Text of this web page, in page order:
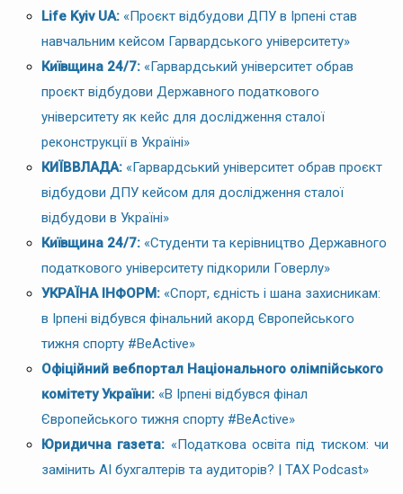
Life Kyiv UA: «Проєкт відбудови ДПУ в Ірпені став
навчальним кейсом Гарвардського університету»
Київщина 24/7: «Гарвардський університет обрав
проєкт відбудови Державного податкового
університету як кейс для дослідження сталої
реконструкції в Україні»
КИЇВВЛАДА: «Гарвардський університет обрав проєкт
відбудови ДПУ кейсом для дослідження сталої
відбудови в Україні»
Київщина 24/7: «Студенти та керівництво Державного
податкового університету підкорили Говерлу»
УКРАЇНА ІНФОРМ: «Спорт, єдність і шана захисникам:
в Ірпені відбувся фінальний акорд Європейського
тижня спорту #BeActive»
Офіційний вебпортал Національного олімпійського
комітету України: «В Ірпені відбувся фінал
Європейського тижня спорту #BeActive»
Юридична газета: «Податкова освіта під тиском: чи
замінить AI бухгалтерів та аудиторів? | TAX Podcast»